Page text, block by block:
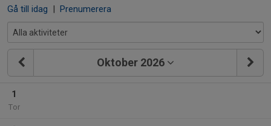
Gå till idag | Prenumerera
Oktober 2026
1
Tor